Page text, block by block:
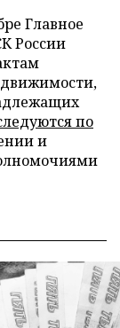
Главное
России
по
и